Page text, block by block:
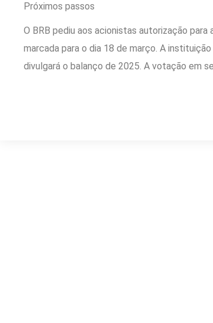
Próximos passos
O BRB pediu aos acionistas autorização
marcada para o dia 18 de março. A
divulgará o balanço de 2025. A votação em